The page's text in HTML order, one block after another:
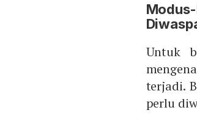
Untuk
terjadi.
perlu